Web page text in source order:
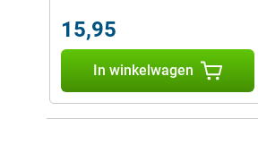
15,95
In winkelwagen